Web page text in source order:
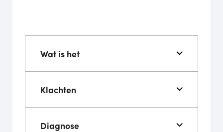
Wat is het
Klachten
Diagnose